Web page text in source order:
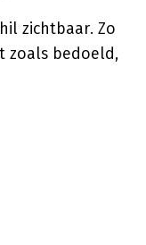
zichtbaar. Zo
zoals bedoeld,